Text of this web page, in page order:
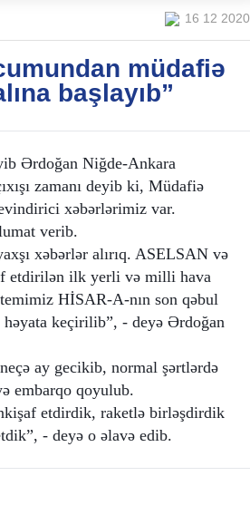
16 12 2020
müdafiə
başlayıb”
Ərdoğan Niğde-Ankara
zamanı deyib ki, Müdafiə
xəbərlərimiz var.
verib.
xəbərlər alırıq. ASELSAN və
etdirilən ilk yerli və milli hava
HİSAR-A-nın son qəbul
keçirilib”, - deyə Ərdoğan
ay gecikib, normal şərtlərdə
embarqo qoyulub.
etdirdik, raketlə birləşdirdik
- deyə o əlavə edib.